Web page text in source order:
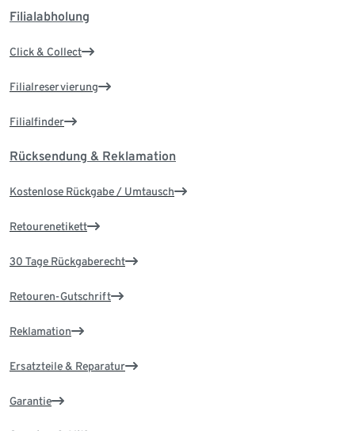
Filialabholung
Click & Collect
Filialreservierung
Filialfinder
Rücksendung & Reklamation
Kostenlose Rückgabe / Umtausch
Retourenetikett
30 Tage Rückgaberecht
Retouren-Gutschrift
Reklamation
Ersatzteile & Reparatur
Garantie